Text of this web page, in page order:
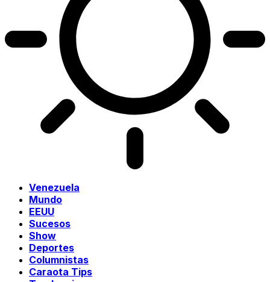
Venezuela
Mundo
EEUU
Sucesos
Show
Deportes
Columnistas
Caraota Tips